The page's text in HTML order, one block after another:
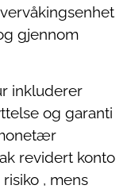
gjennom
inkluderer
og garanti
revidert konto
, mens